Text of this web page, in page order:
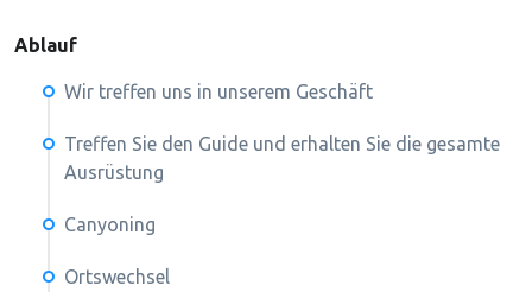
Ablauf
Wir treffen uns in unserem Geschäft
Treffen Sie den Guide und erhalten Sie die gesamte
Ausrüstung
Canyoning
Ortswechsel